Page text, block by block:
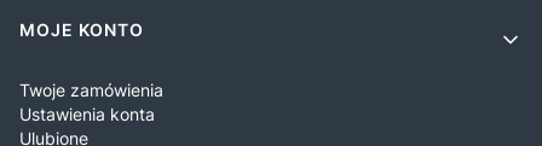
MOJE KONTO
Twoje zamówienia
Ustawienia konta
Ulubione